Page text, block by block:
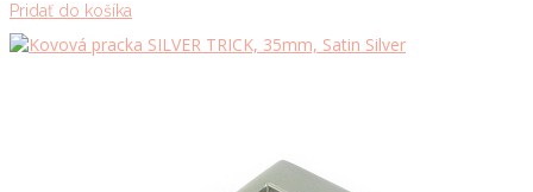
Pridať do košíka